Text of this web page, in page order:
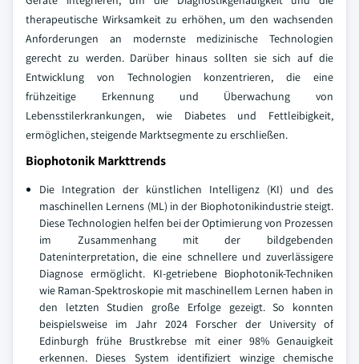
therapeutische Wirksamkeit zu erhöhen, um den wachsenden
Anforderungen an modernste medizinische Technologien
gerecht zu werden. Darüber hinaus sollten sie sich auf die
Entwicklung von Technologien konzentrieren, die eine
frühzeitige Erkennung und Überwachung von
Lebensstilerkrankungen, wie Diabetes und Fettleibigkeit,
ermöglichen, steigende Marktsegmente zu erschließen.
Biophotonik Markttrends
Die Integration der künstlichen Intelligenz (KI) und des
maschinellen Lernens (ML) in der Biophotonikindustrie steigt.
Diese Technologien helfen bei der Optimierung von Prozessen
im Zusammenhang mit der bildgebenden
Dateninterpretation, die eine schnellere und zuverlässigere
Diagnose ermöglicht. KI-getriebene Biophotonik-Techniken
wie Raman-Spektroskopie mit maschinellem Lernen haben in
den letzten Studien große Erfolge gezeigt. So konnten
beispielsweise im Jahr 2024 Forscher der University of
Edinburgh frühe Brustkrebse mit einer 98% Genauigkeit
erkennen. Dieses System identifiziert winzige chemische